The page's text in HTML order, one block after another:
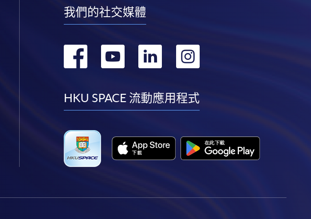
我們的社交媒體
轉
facebook
轉
youtube
轉
linkedin
轉
instagram
HKU SPACE 流動應用程式